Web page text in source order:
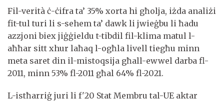
Fil-verità ċ-ċifra ta’ 35% xorta hi għolja, iżda analiżi
fit-tul turi li s-sehem ta’ dawk li jwieġbu li ħadu
azzjoni biex jiġġieldu t-tibdil fil-klima matul l-
aħħar sitt xhur laħaq l-ogħla livell tiegħu minn
meta saret din il-mistoqsija għall-ewwel darba fl-
2011, minn 53% fl-2011 għal 64% fl-2021.
L-istħarriġ juri li f'20 Stat Membru tal-UE aktar